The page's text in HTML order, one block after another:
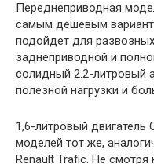
Переднеприводная
самым дешёвым
подойдет для
заднеприводной и
солидный 2.2-литровый
полезной нагрузки и
1,6-литровый двигатель
моделей тот же,
Renault Trafic. Не смотря